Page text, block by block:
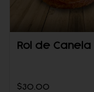
Rol de Canela
$30.00